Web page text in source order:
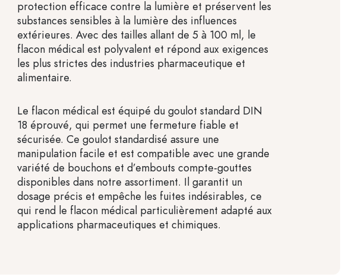
protection efficace contre la lumière et préservent les
substances sensibles à la lumière des influences
extérieures. Avec des tailles allant de 5 à 100 ml, le
flacon médical est polyvalent et répond aux exigences
les plus strictes des industries pharmaceutique et
alimentaire.
Le flacon médical est équipé du goulot standard DIN
18 éprouvé, qui permet une fermeture fiable et
sécurisée. Ce goulot standardisé assure une
manipulation facile et est compatible avec une grande
variété de bouchons et d’embouts compte-gouttes
disponibles dans notre assortiment. Il garantit un
dosage précis et empêche les fuites indésirables, ce
qui rend le flacon médical particulièrement adapté aux
applications pharmaceutiques et chimiques.